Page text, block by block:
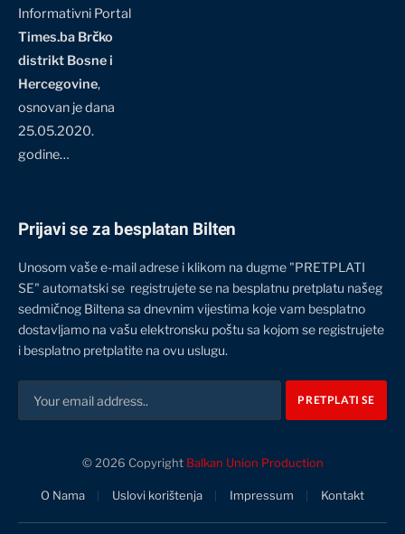
Informativni Portal
Times.ba Brčko
distrikt Bosne i
Hercegovine,
osnovan je dana
25.05.2020.
godine…
Prijavi se za besplatan Bilten
Unosom vaše e-mail adrese i klikom na dugme "PRETPLATI
SE" automatski se registrujete se na besplatnu pretplatu našeg
sedmičnog Biltena sa dnevnim vijestima koje vam besplatno
dostavljamo na vašu elektronsku poštu sa kojom se registrujete
i besplatno pretplatite na ovu uslugu.
© 2026 Copyright Balkan Union Production
O Nama Uslovi korištenja Impressum Kontakt